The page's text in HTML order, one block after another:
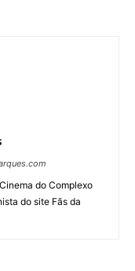
do Complexo
do site Fãs da